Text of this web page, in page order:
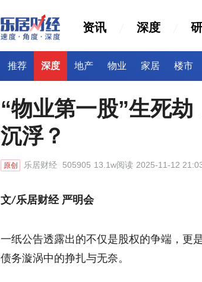
资讯 深度
推荐 深度 地产 物业 家居 楼市
“物业第一股”生死
沉浮？
原创 乐居财经 505905 13.1w阅读 2025-11-12
文/乐居财经 严明会
一纸公告透露出的不仅是股权的争端，更
债务漩涡中的挣扎与无奈。